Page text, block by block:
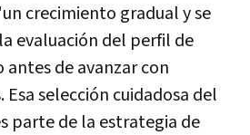
crecimiento gradual y se
evaluación del perfil de
antes de avanzar con
Esa selección cuidadosa del
parte de la estrategia de